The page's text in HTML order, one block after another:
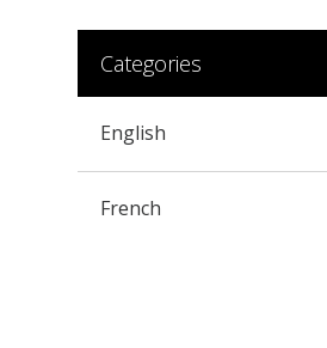
Categories
English
French